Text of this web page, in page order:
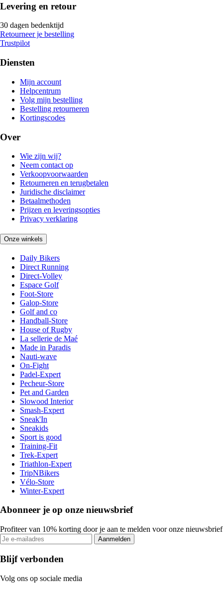
Levering en retour
30 dagen bedenktijd
Retourneer je bestelling
Trustpilot
Diensten
Mijn account
Helpcentrum
Volg mijn bestelling
Bestelling retourneren
Kortingscodes
Over
Wie zijn wij?
Neem contact op
Verkoopvoorwaarden
Retourneren en terugbetalen
Juridische disclaimer
Betaalmethoden
Prijzen en leveringsopties
Privacy verklaring
Onze winkels
Daily Bikers
Direct Running
Direct-Volley
Espace Golf
Foot-Store
Galop-Store
Golf and co
Handball-Store
House of Rugby
La sellerie de Maé
Made in Paradis
Nauti-wave
On-Fight
Padel-Expert
Pecheur-Store
Pet and Garden
Slowood Interior
Smash-Expert
Sneak'In
Sneakids
Sport is good
Training-Fit
Trek-Expert
Triathlon-Expert
TripNBikers
Vélo-Store
Winter-Expert
Abonneer je op onze nieuwsbrief
Profiteer van 10% korting door je aan te melden voor onze nieuwsbrief
Aanmelden
Blijf verbonden
Volg ons op sociale media